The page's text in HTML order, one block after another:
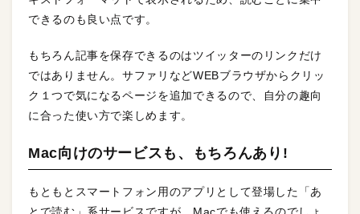
できるのも良い点です。
もちろん記事を保存できるのはツイッターのリンクだけ
ではありません。サファリなどWEBブラウザからクリッ
ク１つで気になるページを追加できるので、自分の趣向
に合った使い方で楽しめます。
Mac向けのサービスも、もちろんあり!
もともとスマートフォン用のアプリとして登場した「あ